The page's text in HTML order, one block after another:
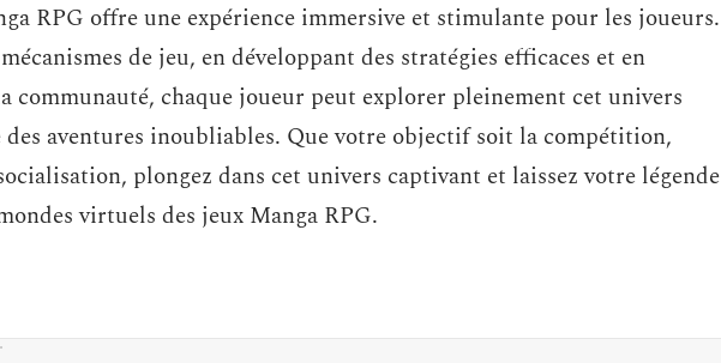
RPG offre une expérience immersive et stimulante pour les joueurs.
de jeu, en développant des stratégies efficaces et en
communauté, chaque joueur peut explorer pleinement cet univers
aventures inoubliables. Que votre objectif soit la compétition,
plongez dans cet univers captivant et laissez votre légende
virtuels des jeux Manga RPG.